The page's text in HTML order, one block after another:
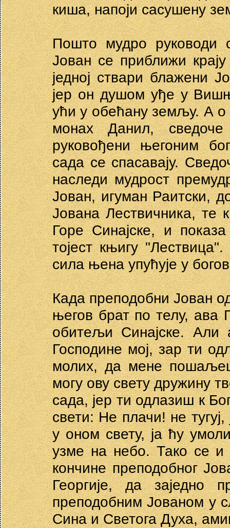
киша, напоји сасушену
Пошто мудро руководи
Јован се приближи
једној ствари блажени
јер он душом уђе у
ући у обећану земљу. А о
монах Данил,
руковођени његоним
сада се спасавају.
наследи мудрост
Јован, игуман Раитски,
Јована Лествичника, те
Горе Синајске, и
тојест књигу
сила њена упућује у
Када преподобни Јован
његов брат по телу, ава
обитељи Синајске. Али
Господине мој, зар ти
молих, да мене
могу ову свету дружину
сада, јер ти одлазиш к
свети: Не плачи! не
у оном свету, ја ћу
узме на небо. Тако се
кончине преподобног
Георгије, да заједно
преподобним Јованом у
Сина и Светога Духа,